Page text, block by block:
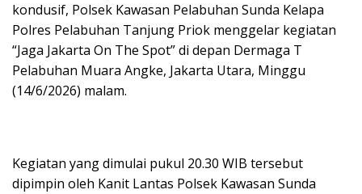
kondusif, Polsek Kawasan Pelabuhan Sunda Kelapa
Polres Pelabuhan Tanjung Priok menggelar kegiatan
“Jaga Jakarta On The Spot” di depan Dermaga T
Pelabuhan Muara Angke, Jakarta Utara, Minggu
(14/6/2026) malam.
Kegiatan yang dimulai pukul 20.30 WIB tersebut
dipimpin oleh Kanit Lantas Polsek Kawasan Sunda